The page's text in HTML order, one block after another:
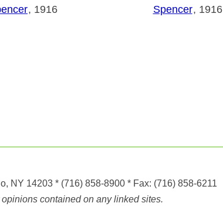
1916
Spencer
1916
NY 14203*(716) 858-8900* Fax: (716) 858-6211
contained on any linked sites.